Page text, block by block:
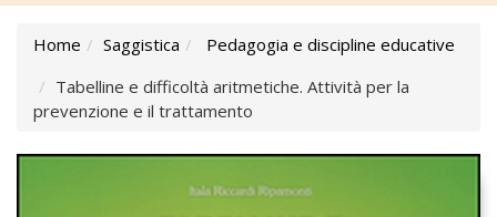
Home Saggistica
Pedagogia e discipline educative
Tabelline e difficoltà aritmetiche. Attività per la
prevenzione e il trattamento